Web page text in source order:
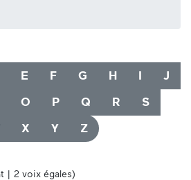
E F G H J
O P Q R S
X Y Z
| 2 voix égales)